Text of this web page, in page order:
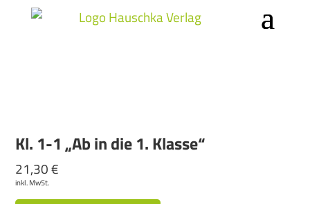
Kl. 1-1 „Ab in die 1. Klasse“
21,30€
inkl. MwSt.